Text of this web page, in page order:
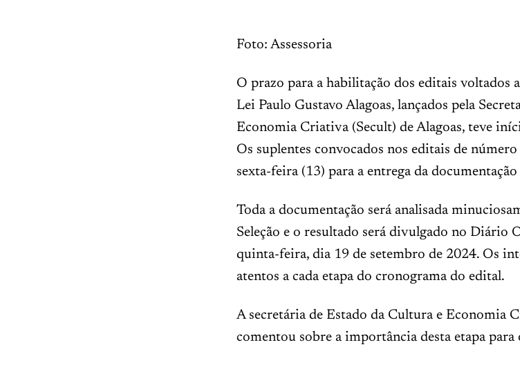
Foto: Assessoria
O prazo para a habilitação dos editais voltados
Lei Paulo Gustavo Alagoas, lançados pela
Economia Criativa (Secult) de Alagoas, teve
Os suplentes convocados nos editais de
sexta-feira (13) para a entrega da
Toda a documentação será analisada
Seleção e o resultado será divulgado no Diário
quinta-feira, dia 19 de setembro de 2024. Os
atentos a cada etapa do cronograma do edital.
A secretária de Estado da Cultura e Economia
comentou sobre a importância desta etapa para